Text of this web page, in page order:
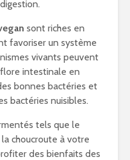
sont riches en
favoriser un système
vivants peuvent
intestinale en
bonnes bactéries et
bactéries nuisibles.
tels que le
choucroute à votre
des bienfaits des